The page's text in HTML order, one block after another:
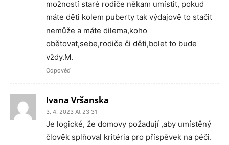
možností staré rodiče někam umístit, pokud
máte děti kolem puberty tak výdajově to stačit
nemůže a máte dilema,koho
obětovat,sebe,rodiče či děti,bolet to bude
vždy.M.
Odpověď
Ivana Vršanska
3. 4. 2023 At 23:31
Je logické, že domovy požadují ,aby umístěný
člověk splňoval kritéria pro příspěvek na péči.